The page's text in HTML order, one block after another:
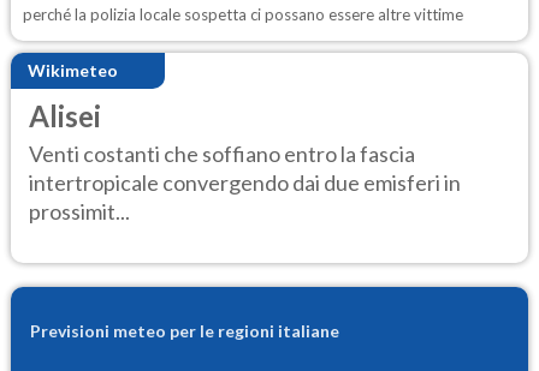
perché la polizia locale sospetta ci possano essere altre vittime
Wikimeteo
Alisei
Venti costanti che soffiano entro la fascia
intertropicale convergendo dai due emisferi in
prossimit...
Previsioni meteo per le regioni italiane